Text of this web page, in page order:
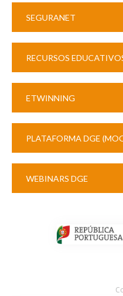
SEGURANET
RECURSOS
ETWINNING
PLATAFORMA DGE
WEBINARS DGE